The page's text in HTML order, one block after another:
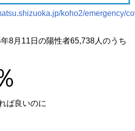
koho2/emergency/
8月11日の陽性者65,738人のうち
ば良いのに